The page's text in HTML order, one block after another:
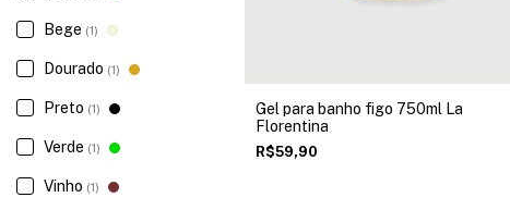
Bege (1)
Dourado (1)
Preto (1)
Verde (1)
Vinho (1)
Gel para banho figo 750ml La
Florentina
R$59,90